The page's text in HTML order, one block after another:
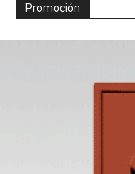
Promoción